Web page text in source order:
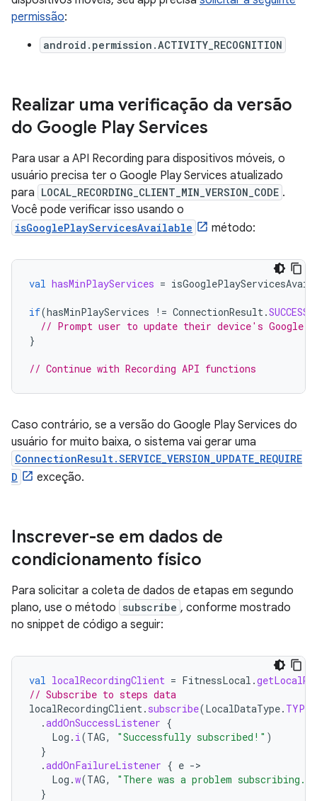
permissão:
android.permission.ACTIVITY_RECOGNITION
Realizar uma verificação da versão
do Google Play Services
Para usar a API Recording para dispositivos móveis, o
usuário precisa ter o Google Play Services atualizado
para LOCAL_RECORDING_CLIENT_MIN_VERSION_CODE .
Você pode verificar isso usando o
isGooglePlayServicesAvailable método:
val hasMinPlayServices =
if(hasMinPlayServices != ConnectionResult.SUCCESS
// Prompt user to update their device's Google
}
// Continue with Recording API functions
Caso contrário, se a versão do Google Play Services do
usuário for muito baixa, o sistema vai gerar uma
ConnectionResult.SERVICE_VERSION_UPDATE_REQUIRE
D
exceção.
Inscrever-se em dados de
condicionamento físico
Para solicitar a coleta de dados de etapas em segundo
plano, use o método subscribe , conforme mostrado
no snippet de código a seguir:
val localRecordingClient = FitnessLocal .
// Subscribe to steps data
localRecordingClient. subscribe(LocalDataType.
.addOnSuccessListener {
Log . i(TAG, "Successfully subscribed!" )
}
.addOnFailureListener { e -
Log .w(TAG, "There was a problem subscribing."
}